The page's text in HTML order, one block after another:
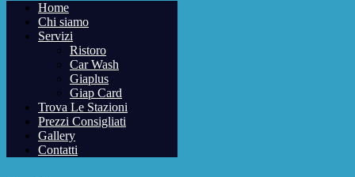
Home
Chi siamo
Servizi
Ristoro
Car Wash
Giaplus
Giap Card
Trova Le Stazioni
Prezzi Consigliati
Gallery
Contatti